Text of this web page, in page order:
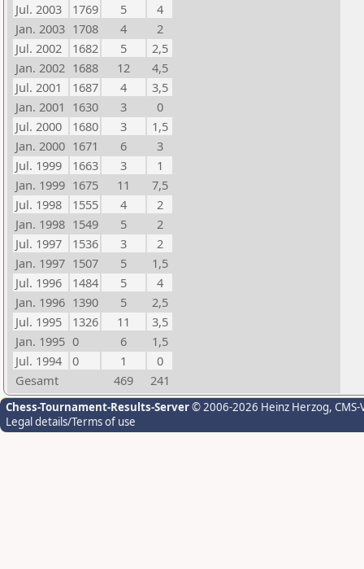
Jul. 2003
1769 5
4
Jan. 2003 1708 4
2
Jul. 2002
1682 5
2,5
Jan. 2002 1688 12
4,5
Jul. 2001
1687 4
3,5
Jan. 2001 1630 3
0
Jul. 2000
1680 3
1,5
Jan. 2000 1671 6
3
Jul. 1999
1663 3
1
Jan. 1999 1675 11
7,5
Jul. 1998
1555 4
2
Jan. 1998 1549 5
2
Jul. 1997
1536 3
2
Jan. 1997 1507 5
1,5
Jul. 1996
1484 5
4
Jan. 1996 1390 5
2,5
Jul. 1995
1326 11
3,5
Jan. 1995 0 6
1,5
Jul. 1994
0 1
0
Gesamt
469 241
Chess-Tournament-Results-Server© 2006-2026 Heinz Herzog,
Legal details/Terms of use